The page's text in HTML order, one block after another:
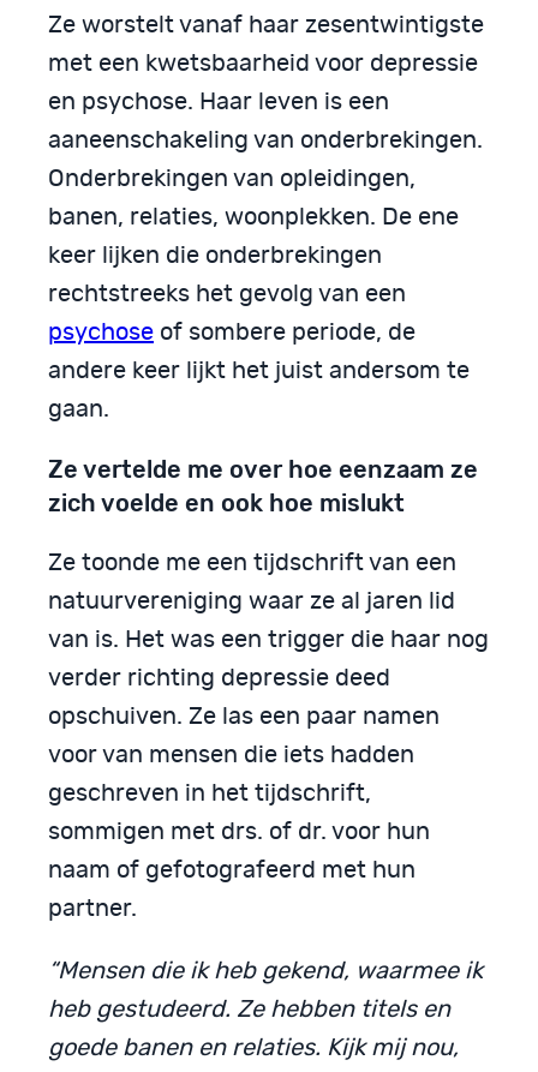
Ze worstelt vanaf haar zesentwintigste
met een kwetsbaarheid voor depressie
en psychose. Haar leven is een
aaneenschakeling van onderbrekingen.
Onderbrekingen van opleidingen,
banen, relaties, woonplekken. De ene
keer lijken die onderbrekingen
rechtstreeks het gevolg van een
psychose of sombere periode, de
andere keer lijkt het juist andersom te
gaan.
Ze vertelde me over hoe eenzaam ze
zich voelde en ook hoe mislukt
Ze toonde me een tijdschrift van een
natuurvereniging waar ze al jaren lid
van is. Het was een trigger die haar nog
verder richting depressie deed
opschuiven. Ze las een paar namen
voor van mensen die iets hadden
geschreven in het tijdschrift,
sommigen met drs. of dr. voor hun
naam of gefotografeerd met hun
partner.
“Mensen die ik heb gekend, waarmee ik
heb gestudeerd. Ze hebben titels en
goede banen en relaties. Kijk mij nou,